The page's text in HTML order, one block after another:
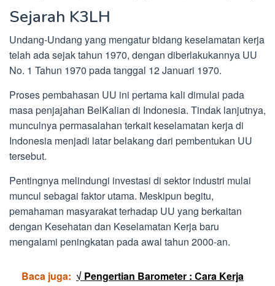
Sejarah K3LH
Undang-Undang yang mengatur bidang keselamatan kerja
telah ada sejak tahun 1970, dengan diberlakukannya UU
No. 1 Tahun 1970 pada tanggal 12 Januari 1970.
Proses pembahasan UU ini pertama kali dimulai pada
masa penjajahan BelKalian di Indonesia. Tindak lanjutnya,
munculnya permasalahan terkait keselamatan kerja di
Indonesia menjadi latar belakang dari pembentukan UU
tersebut.
Pentingnya melindungi investasi di sektor industri mulai
muncul sebagai faktor utama. Meskipun begitu,
pemahaman masyarakat terhadap UU yang berkaitan
dengan Kesehatan dan Keselamatan Kerja baru
mengalami peningkatan pada awal tahun 2000-an.
Baca juga: √ Pengertian Barometer : Cara Kerja